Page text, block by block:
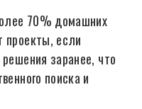
70% домашних
проекты, если
заранее, что
поиска и